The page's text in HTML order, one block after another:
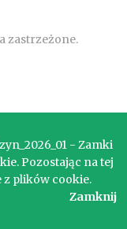
zastrzeżone.
- Zamki
Pozostając na tej
z plików cookie.
Zamknij